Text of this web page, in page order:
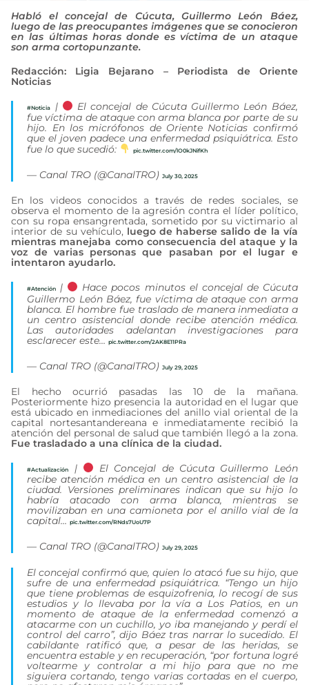
Habló el concejal de Cúcuta, Guillermo León Báez,
luego de las preocupantes imágenes que se conocieron
en las últimas horas donde es víctima de un ataque
son arma cortopunzante.
Redacción: Ligia Bejarano – Periodista de Oriente
Noticias
#Noticia |
El concejal de Cúcuta Guillermo León Báez,
fue víctima de ataque con arma blanca por parte de su
hijo. En los micrófonos de Oriente Noticias confirmó
que el joven padece una enfermedad psiquiátrica. Esto
fue lo que sucedió:
pic.twitter.com/lO0kJNifKh
— Canal TRO (@CanalTRO)July 30, 2025
En los videos conocidos a través de redes sociales, se
observa el momento de la agresión contra el líder político,
con su ropa ensangrentada, sometido por su victimario al
interior de su vehículo, luego de haberse salido de la vía
mientras manejaba como consecuencia del ataque y la
voz de varias personas que pasaban por el lugar e
intentaron ayudarlo.
#Atención |
Hace pocos minutos el concejal de Cúcuta
Guillermo León Báez, fue víctima de ataque con arma
blanca. El hombre fue traslado de manera inmediata a
un centro asistencial donde recibe atención médica.
Las autoridades adelantan investigaciones para
esclarecer este…pic.twitter.com/2AK8E11PRa
— Canal TRO (@CanalTRO)July 29, 2025
El hecho ocurrió pasadas las 10 de la mañana.
Posteriormente hizo presencia la autoridad en el lugar que
está ubicado en inmediaciones del anillo vial oriental de la
capital nortesantandereana e inmediatamente recibió la
atención del personal de salud que también llegó a la zona.
Fue trasladado a una clínica de la ciudad.
#Actualización |
El Concejal de Cúcuta Guillermo León
recibe atención médica en un centro asistencial de la
ciudad. Versiones preliminares indican que su hijo lo
habría atacado con arma blanca, mientras se
movilizaban en una camioneta por el anillo vial de la
capital…pic.twitter.com/RNds7UoU7P
— Canal TRO (@CanalTRO)July 29, 2025
El concejal confirmó que, quien lo atacó fue su hijo, que
sufre de una enfermedad psiquiátrica. “Tengo un hijo
que tiene problemas de esquizofrenia, lo recogí de sus
estudios y lo llevaba por la vía a Los Patios, en un
momento de ataque de la enfermedad comenzó a
atacarme con un cuchillo, yo iba manejando y perdí el
control del carro”, dijo Báez tras narrar lo sucedido. El
cabildante ratificó que, a pesar de las heridas, se
encuentra estable y en recuperación, “por fortuna logré
voltearme y controlar a mi hijo para que no me
siguiera cortando, tengo varias cortadas en el cuerpo,